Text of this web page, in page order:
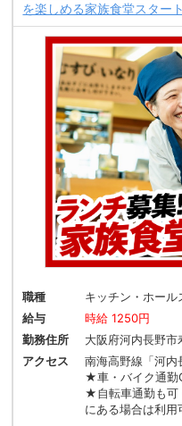
を楽しめる家族食堂スター
職種
キッチン・ホール
給与
時給 1250円
勤務住所
大阪府河内長野市
アクセス
南海高野線「河
★車・バイク通勤
★自転車通勤も可
にある場合は利用